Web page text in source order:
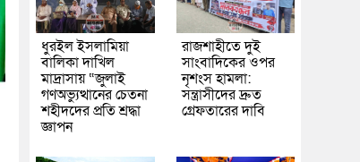
ধুরইল ইসলামিয়া
বালিকা দাখিল
মাদ্রাসায় “জুলাই
গণঅভ্যুত্থানের চেতনা
শহীদদের প্রতি শ্রদ্ধা
জ্ঞাপন
রাজশাহীতে দুই
সাংবাদিকের ওপর
নৃশংস হামলা:
সন্ত্রাসীদের দ্রুত
গ্রেফতারের দাবি